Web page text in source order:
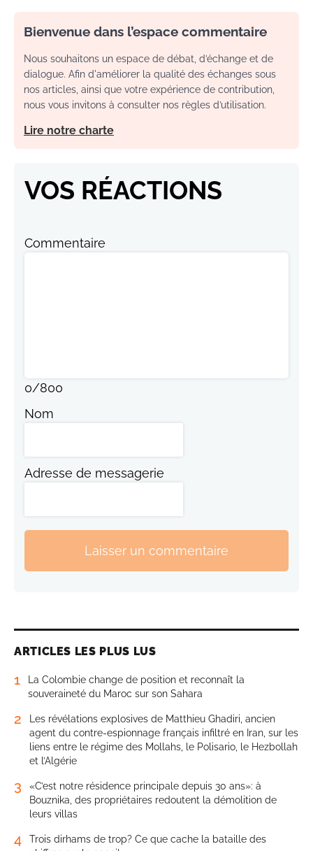
Bienvenue dans l’espace commentaire
Nous souhaitons un espace de débat, d’échange et de
dialogue. Afin d'améliorer la qualité des échanges sous
nos articles, ainsi que votre expérience de contribution,
nous vous invitons à consulter nos règles d’utilisation.
Lire notre charte
VOS RÉACTIONS
Commentaire
0/800
Nom
Adresse de messagerie
Laisser un commentaire
ARTICLES LES PLUS LUS
1
La Colombie change de position et reconnaît la
souveraineté du Maroc sur son Sahara
2
Les révélations explosives de Matthieu Ghadiri, ancien
agent du contre-espionnage français infiltré en Iran, sur les
liens entre le régime des Mollahs, le Polisario, le Hezbollah
et l’Algérie
3
«C’est notre résidence principale depuis 30 ans»: à
Bouznika, des propriétaires redoutent la démolition de
leurs villas
4
Trois dirhams de trop? Ce que cache la bataille des